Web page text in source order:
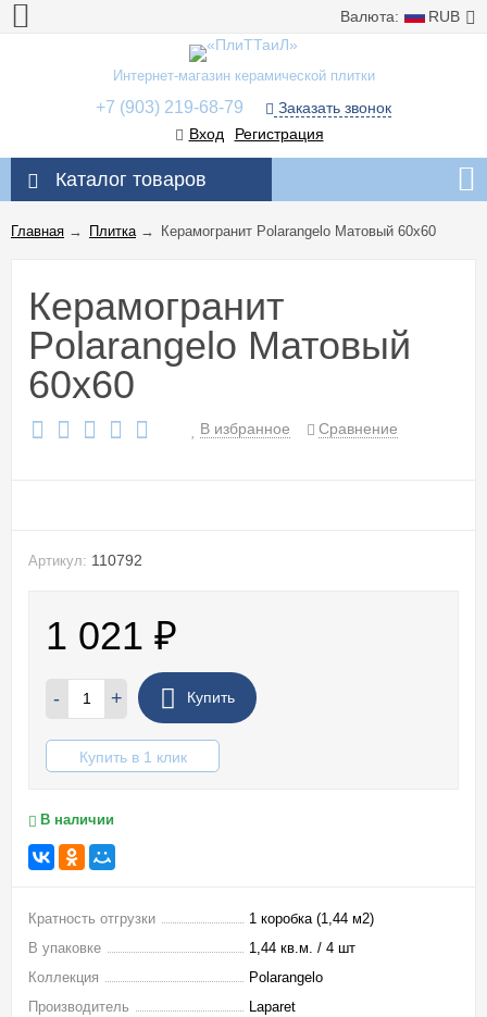
Валюта: RUB
Интернет-магазин керамической плитки
+7 (903) 219-68-79
Заказать звонок
Вход
Регистрация
Каталог товаров
Главная → Плитка→ Керамогранит Polarangelo Матовый 60x60
Керамогранит
Polarangelo Матовый
60x60
В избранное Сравнение
Артикул: 110792
1 021 ₽
- + Купить
Купить в 1 клик
В наличии
Кратность отгрузки
1 коробка (1,44 м2)
В упаковке
1,44 кв.м. / 4 шт
Коллекция
Polarangelo
Производитель
Laparet